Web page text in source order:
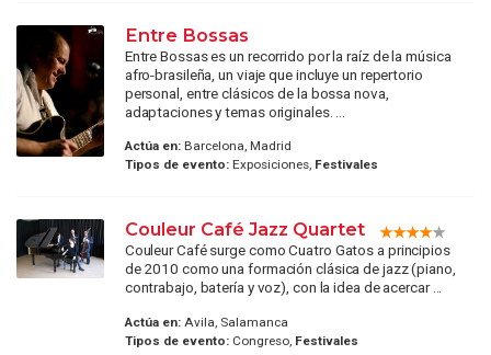
Entre Bossas
Entre Bossas es un recorrido por la raíz de la música
afro-brasileña, un viaje que incluye un repertorio
personal, entre clásicos de la bossa nova,
adaptaciones y temas originales. ...
Actúa en:Barcelona, Madrid
Tipos de evento:Exposiciones, Festivales
Couleur Café Jazz Quartet
Couleur Café surge como Cuatro Gatos a principios
de 2010 como una formación clásica de jazz (piano,
contrabajo, batería y voz), con la idea de acercar ...
Actúa en:Avila, Salamanca
Tipos de evento:Congreso, Festivales